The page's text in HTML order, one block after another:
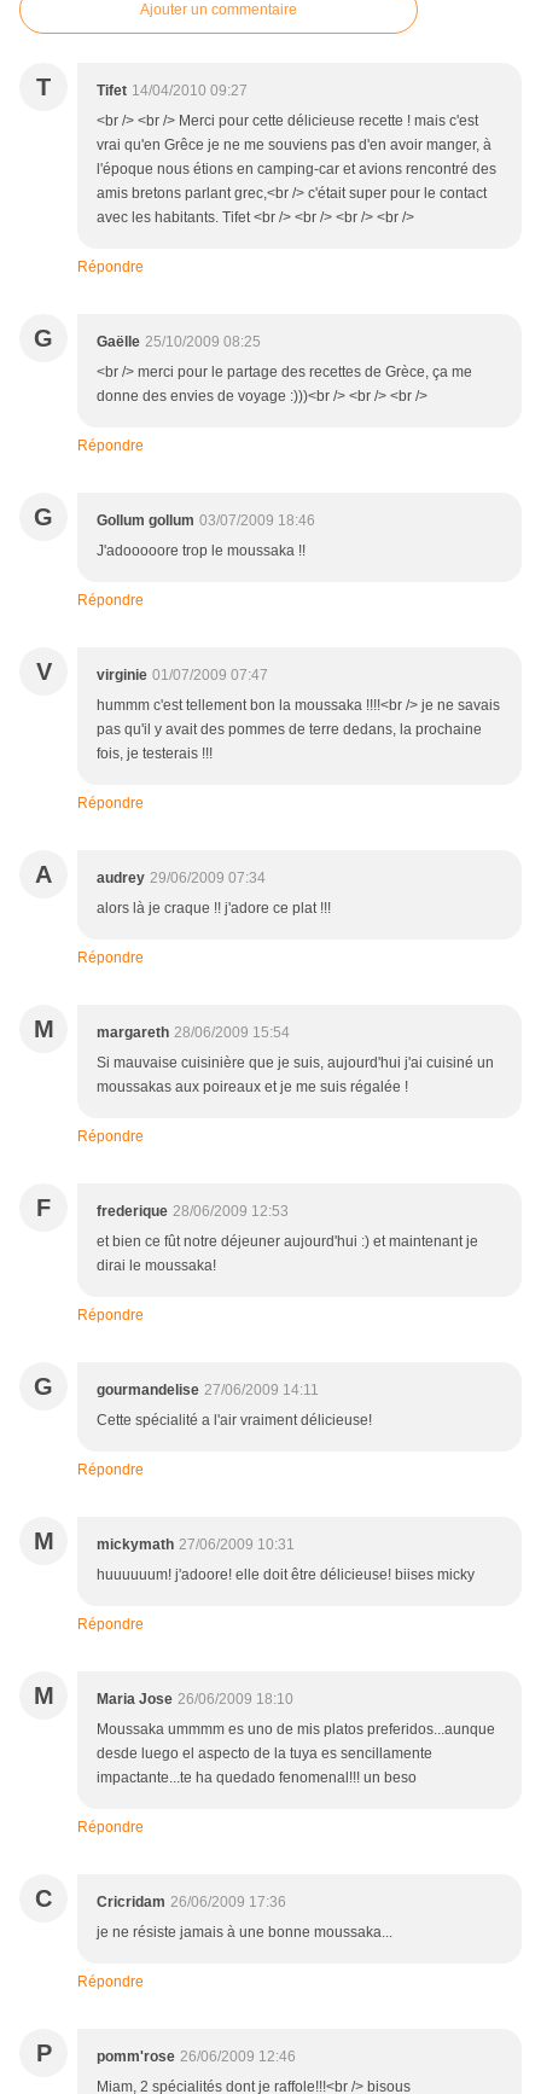
Ajouter un commentaire
T Tifet 14/04/2010 09:27
<br /> <br /> Merci pour cette délicieuse recette ! mais c'est
vrai qu'en Grêce je ne me souviens pas d'en avoir manger, à
l'époque nous étions en camping-car et avions rencontré des
amis bretons parlant grec,<br /> c'était super pour le contact
avec les habitants. Tifet <br /> <br /> <br /> <br />
Répondre
G Gaëlle 25/10/2009 08:25
<br /> merci pour le partage des recettes de Grèce, ça me
donne des envies de voyage :)))<br /> <br /> <br />
Répondre
G Gollum gollum 03/07/2009 18:46
J'adooooore trop le moussaka !!
Répondre
V virginie 01/07/2009 07:47
hummm c'est tellement bon la moussaka !!!!<br /> je ne savais
pas qu'il y avait des pommes de terre dedans, la prochaine
fois, je testerais !!!
Répondre
A audrey 29/06/2009 07:34
alors là je craque !! j'adore ce plat !!!
Répondre
M margareth 28/06/2009 15:54
Si mauvaise cuisinière que je suis, aujourd'hui j'ai cuisiné un
moussakas aux poireaux et je me suis régalée !
Répondre
F frederique 28/06/2009 12:53
et bien ce fût notre déjeuner aujourd'hui :) et maintenant je
dirai le moussaka!
Répondre
G gourmandelise 27/06/2009 14:11
Cette spécialité a l'air vraiment délicieuse!
Répondre
M mickymath 27/06/2009 10:31
huuuuuum! j'adoore! elle doit être délicieuse! biises micky
Répondre
M Maria Jose 26/06/2009 18:10
Moussaka ummmm es uno de mis platos preferidos...aunque
desde luego el aspecto de la tuya es sencillamente
impactante...te ha quedado fenomenal!!! un beso
Répondre
C Cricridam 26/06/2009 17:36
je ne résiste jamais à une bonne moussaka...
Répondre
P pomm'rose 26/06/2009 12:46
Miam, 2 spécialités dont je raffole!!!<br /> bisous